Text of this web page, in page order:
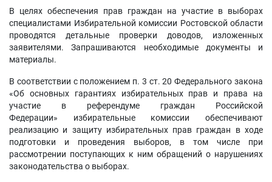
В целях обеспечения прав граждан на участие в выборах
специалистами Избирательной комиссии Ростовской области
проводятся детальные проверки доводов, изложенных
заявителями. Запрашиваются необходимые документы и
материалы.
В соответствии с положением п. 3 ст. 20 Федерального закона
«Об основных гарантиях избирательных прав и права на
участие в референдуме граждан Российской
Федерации» избирательные комиссии обеспечивают
реализацию и защиту избирательных прав граждан в ходе
подготовки и проведения выборов, в том числе при
рассмотрении поступающих к ним обращений о нарушениях
законодательства о выборах.